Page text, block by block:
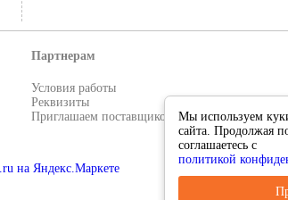
Партнерам
Условия работы
Реквизиты
Приглашаем поставщиков
Мы используем
сайта. Продолжая
соглашаетесь с
политикой